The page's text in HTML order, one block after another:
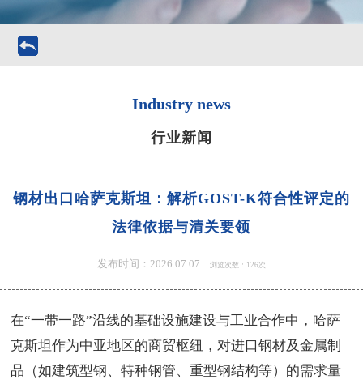
Industry news
行业新闻
钢材出口哈萨克斯坦：解析GOST-K符合性评定的
法律依据与清关要领
发布时间：2026.07.07 浏览次数：126次
在“一带一路”沿线的基础设施建设与工业合作中，哈萨
克斯坦作为中亚地区的商贸枢纽，对进口钢材及金属制
品（如建筑型钢、特种钢管、重型钢结构等）的需求量